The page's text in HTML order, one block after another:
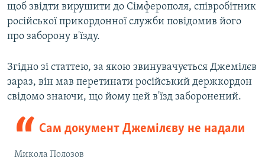
щоб звідти вирушити до Сімферополя, співробітник
російської прикордонної служби повідомив його
про заборону в'їзду.
Згідно зі статтею, за якою звинувачується Джемілєв
зараз, він мав перетинати російський держкордон
свідомо знаючи, що йому цей в'їзд заборонений.
Сам документ Джемілєву не надали
Микола Полозов